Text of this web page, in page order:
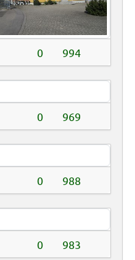
0 994
0 969
0 988
0 983